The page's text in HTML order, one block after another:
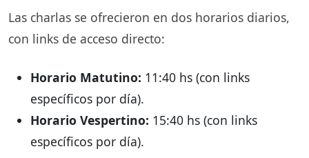
Las charlas se ofrecieron en dos horarios diarios,
con links de acceso directo:
Horario Matutino: 11:40 hs (con links
específicos por día).
Horario Vespertino: 15:40 hs (con links
específicos por día).